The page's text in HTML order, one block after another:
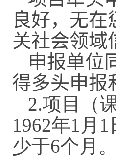
良好，无
关社会领域
申报单位
得多头申报
2.项目（
1962年1 月 1
少于6个月。